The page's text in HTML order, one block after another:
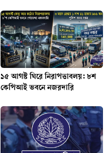
১৫ আগস্ট ঘিরে নিরাপত্তাবলয়: ৮শ
কেপিআই ভবনে নজরদারি